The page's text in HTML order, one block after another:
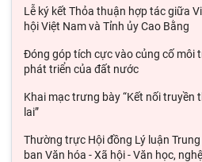
Lễ ký kết Thỏa thuận hợp tác giữa
hội Việt Nam và Tỉnh ủy Cao Bằng
Đóng góp tích cực vào củng cố môi
phát triển của đất nước
Khai mạc trưng bày “Kết nối
lai”
Thường trực Hội đồng Lý luận
ban Văn hóa - Xã hội - Văn học, nghệ